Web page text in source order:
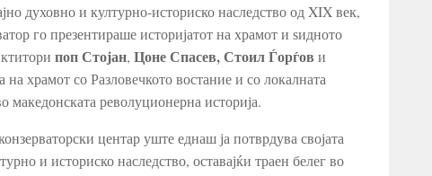
духовно и културно-историско наследство од XIX век,
го презентираше историјатот на храмот и ѕидното
поп Стојан, Цоне Спасев, Стоил Ѓорѓов и
храмот со Разловечкото востание и со локалната
македонската револуционерна историја.
центар уште еднаш ја потврдува својата
и историско наследство, оставајќи траен белег во